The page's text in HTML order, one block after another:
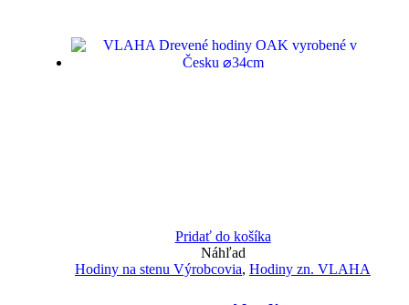
Pridať do košíka
Náhľad
Hodiny na stenu Výrobcovia, Hodiny zn. VLAHA